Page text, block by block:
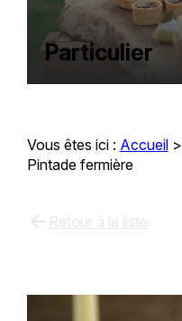
Particulier
Vous êtes ici : Accueil>
Pintade fermière
arrow_back Retour à la liste